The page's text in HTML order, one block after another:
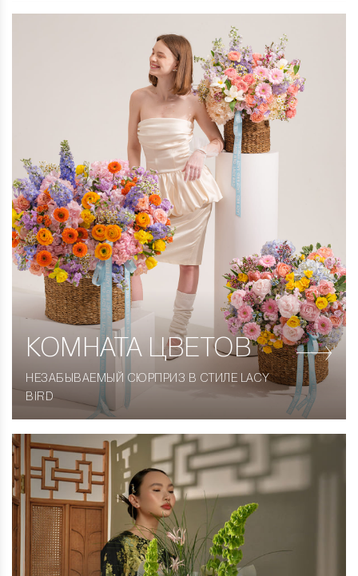
КОМНАТАЦВЕТОВ
НЕЗАБЫВАЕМЫЙ СЮРПРИЗ В СТИЛЕ LACY
BIRD